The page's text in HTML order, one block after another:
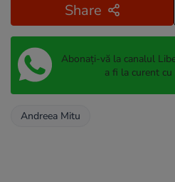
Share
Abonați-vă la canalul
a fi la curent
Andreea Mitu